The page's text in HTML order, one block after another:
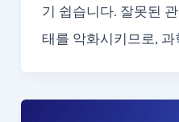
기 쉽습니다. 잘못된
태를 악화시키므로, 과